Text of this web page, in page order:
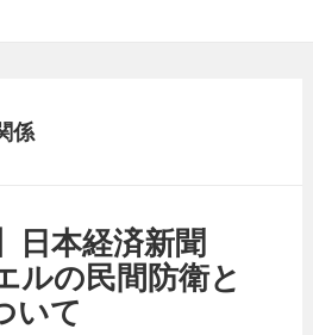
係
日本経済新聞
ルの民間防衛と
いて